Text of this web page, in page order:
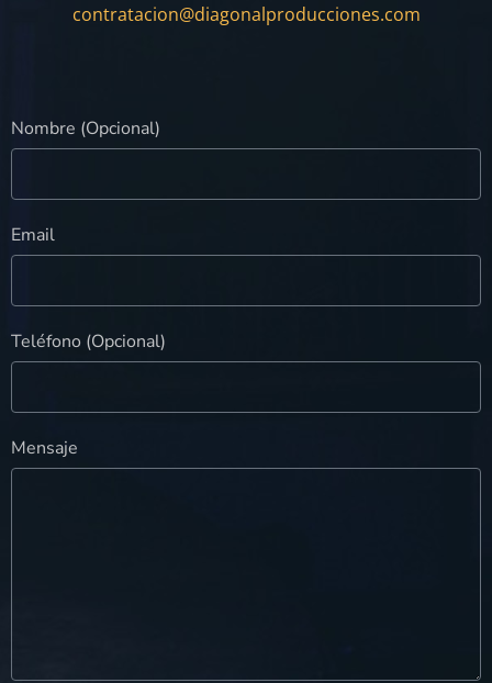
contratacion@diagonalproducciones.com
Nombre (Opcional)
Email
Teléfono (Opcional)
Mensaje